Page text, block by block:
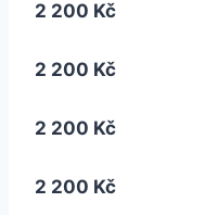
2 200 Kč
2 200 Kč
2 200 Kč
2 200 Kč